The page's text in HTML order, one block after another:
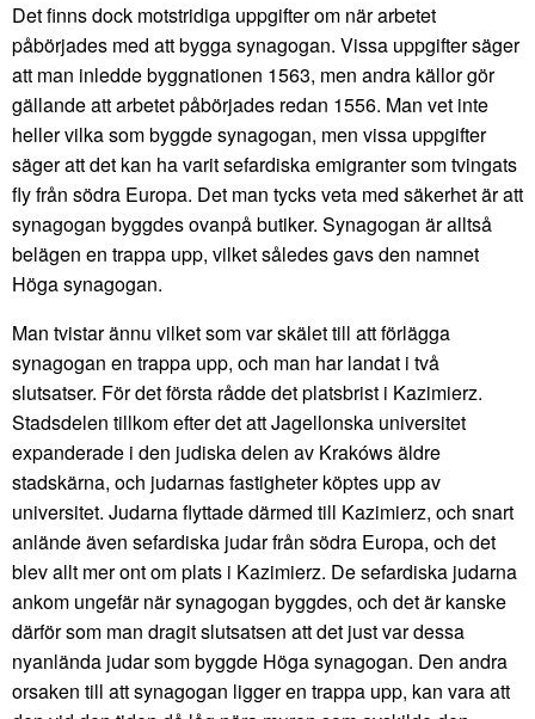
Det finns dock motstridiga uppgifter om när arbetet
påbörjades med att bygga synagogan. Vissa uppgifter säger
att man inledde byggnationen 1563, men andra källor gör
gällande att arbetet påbörjades redan 1556. Man vet inte
heller vilka som byggde synagogan, men vissa uppgifter
säger att det kan ha varit sefardiska emigranter som tvingats
fly från södra Europa. Det man tycks veta med säkerhet är att
synagogan byggdes ovanpå butiker. Synagogan är alltså
belägen en trappa upp, vilket således gavs den namnet
Höga synagogan.
Man tvistar ännu vilket som var skälet till att förlägga
synagogan en trappa upp, och man har landat i två
slutsatser. För det första rådde det platsbrist i Kazimierz.
Stadsdelen tillkom efter det att Jagellonska universitet
expanderade i den judiska delen av Krakóws äldre
stadskärna, och judarnas fastigheter köptes upp av
universitet. Judarna flyttade därmed till Kazimierz, och snart
anlände även sefardiska judar från södra Europa, och det
blev allt mer ont om plats i Kazimierz. De sefardiska judarna
ankom ungefär när synagogan byggdes, och det är kanske
därför som man dragit slutsatsen att det just var dessa
nyanlända judar som byggde Höga synagogan. Den andra
orsaken till att synagogan ligger en trappa upp, kan vara att